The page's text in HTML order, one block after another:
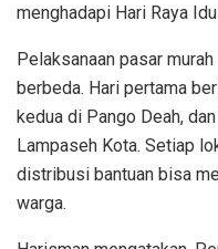
menghadapi Hari Raya
Pelaksanaan pasar
berbeda. Hari pertama
kedua di Pango Deah,
Lampaseh Kota. Setiap
distribusi bantuan bisa
warga.